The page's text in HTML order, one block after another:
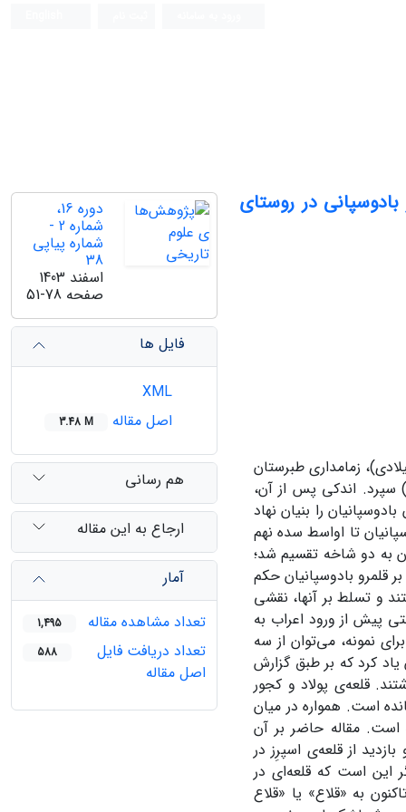
در روستای
تاخت و تاز اعراب به خاک ایران، یزدگرد سوم (حکومت حدود ۶۳۲-۶۵۱ میلادی)، زمامداری طبرستان
شاهنشاه ساسانی، جاماسپ (حکومت حدود ۴۹۶ میلادی) سپرد. اندکی پس از آن،
رویان، دودمان بادوسپانیان را بنیان نهاد
تا اواسط سده نهم
به دو شاخه تقسیم شد؛
قلمرو بادوسپانیان حکم
و تسلط بر آنها، نقشی
پیش از ورود اعراب به
نمونه، می‌توان از سه
یاد کرد که بر طبق گزارش
قلعه‌ی پولاد و کجور
است. همواره در میان
است. مقاله حاضر بر آن
از قلعه‌ی اسپرِز در
این است که قلعه‌ای در
به «قلاع» یا «قلاع
دوره 16،
شماره 2 -
شماره پیاپی
38
اسفند 1403
صفحه 51-78
فایل ها
اصل مقاله
3.48 M
هم رسانی
ارجاع به این مقاله
آمار
تعداد مشاهده مقاله
1,495
تعداد دریافت فایل
اصل مقاله
588